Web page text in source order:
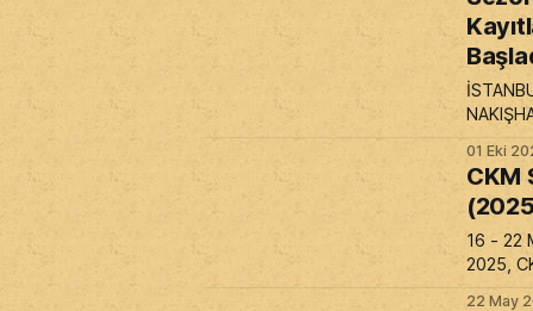
HAT,
TEZHİP,
,ÇİNİ,
devam
01 Eki
CKM
16 - 22
2025,
22 May